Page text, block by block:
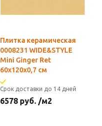
Плитка керамическая
0008231 WIDE&STYLE
Mini Ginger Ret
60x120x0,7 см
Срок доставки до 14 дней
6578 руб. /м2